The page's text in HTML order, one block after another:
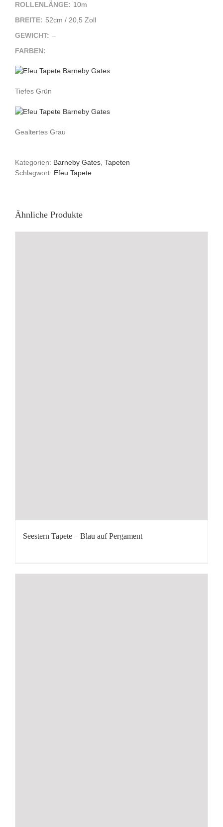
ROLLENLÄNGE: 10m
BREITE: 52cm / 20,5 Zoll
GEWICHT: –
FARBEN:
Tiefes Grün
Gealtertes Grau
Kategorien: Barneby Gates Tapeten
Schlagwort: Efeu Tapete
Ähnliche Produkte
Seestern Tapete – Blau auf Pergament